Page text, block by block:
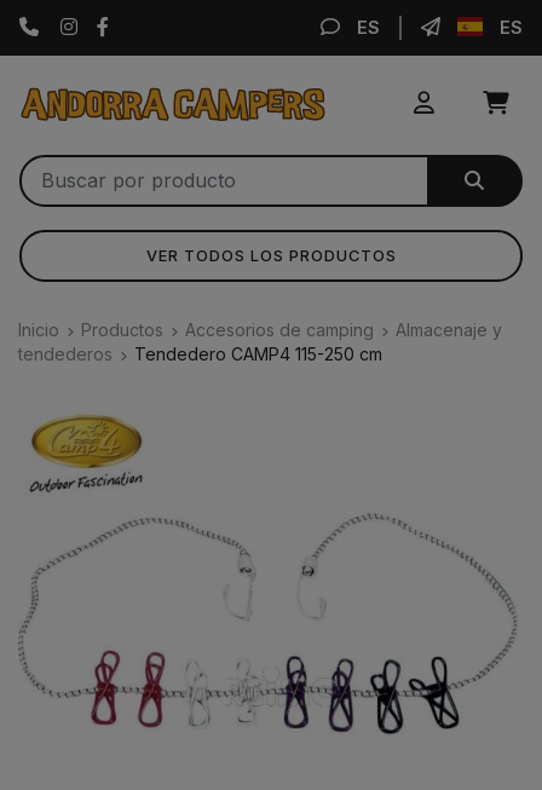
Instagram ES ES
VER TODOS LOS PRODUCTOS
Inicio Productos Accesorios de camping
Almacenaje y
tendederos
Tendedero CAMP4 115-250 cm